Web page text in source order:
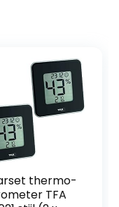
thermo-
TFA